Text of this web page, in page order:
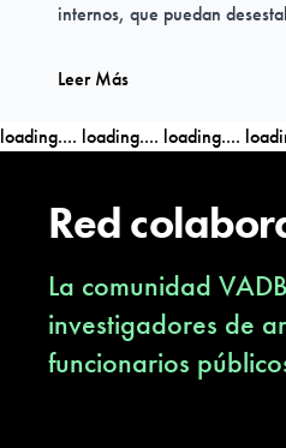
internos, que puedan
Los instrumentos de
Komatsu, de hecho, persiste
su inevitable transformación
Leer Más
loading.... loading.... loading....
Red
La comunidad
investigadores de
funcionarios